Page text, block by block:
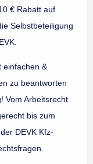
€ Rabatt auf
Selbstbeteiligung
einfachen &
zu beantworten
Vom Arbeitsrecht
bis zum
DEVK Kfz-